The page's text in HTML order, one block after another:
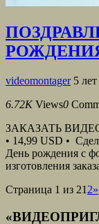
videomontager 5
6.72K Views0
ЗАКАЗАТЬ
• 14,99 USD •
День рождения с
изготовления
Страница 1 из 21 2»